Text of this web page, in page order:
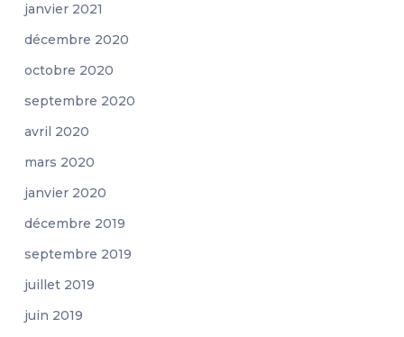
janvier 2021
décembre 2020
octobre 2020
septembre 2020
avril 2020
mars 2020
janvier 2020
décembre 2019
septembre 2019
juillet 2019
juin 2019